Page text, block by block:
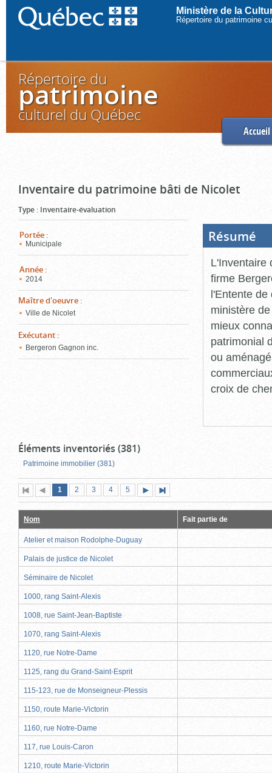
Ministère de la
Répertoire du patrimoine
Répertoire du
patrimoine
culturel du Québec
Accueil
Inventaire du patrimoine bâti de Nicolet
Type : Inventaire-évaluation
Portée :
Municipale
Année :
2014
Maître d'oeuvre :
Ville de Nicolet
Exécutant :
Bergeron Gagnon inc.
Résumé
L'Inventaire
firme
l'Entente de
ministère
mieux
patrimonial
ou
croix de
Éléments inventoriés (381)
Patrimoine immobilier (381)
Première
page
Page
précédente
Page
1 (page
actuelle)
Page
2 Page
3 Page
4 Page
5
suivante
page
Nom Fait partie de
Atelier et maison Rodolphe-Duguay
Palais de justice de Nicolet
Séminaire de Nicolet
1000, rang Saint-Alexis
1008, rue Saint-Jean-Baptiste
1070, rang Saint-Alexis
1120, rue Notre-Dame
1125, rang du Grand-Saint-Esprit
115-123, rue de Monseigneur-Plessis
1150, route Marie-Victorin
1160, rue Notre-Dame
117, rue Louis-Caron
1210, route Marie-Victorin